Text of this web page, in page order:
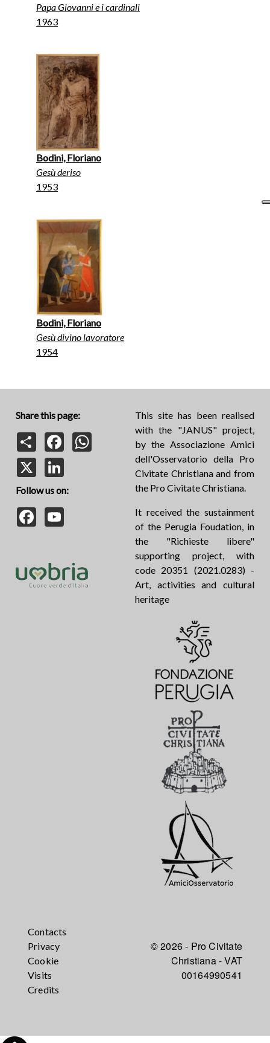
Papa Giovanni e i cardinali
1963
Bodini, Floriano
Gesù deriso
1953
Bodini, Floriano
Gesù divino lavoratore
1954
Share this page:
Share
Facebook
Follow us on:
Facebook
This site has been realised
with the "JANUS" project,
by the Associazione Amici
dell'Osservatorio della Pro
Civitate Christiana and from
the Pro Civitate Christiana.
It received the sustainment
of the Perugia Foudation, in
the "Richieste libere"
supporting project, with
code 20351 (2021.0283) -
Art, activities and cultural
heritage
Contacts
Privacy
Cookie
Visits
Credits
© 2026 - Pro Civitate
Christiana - VAT
00164990541